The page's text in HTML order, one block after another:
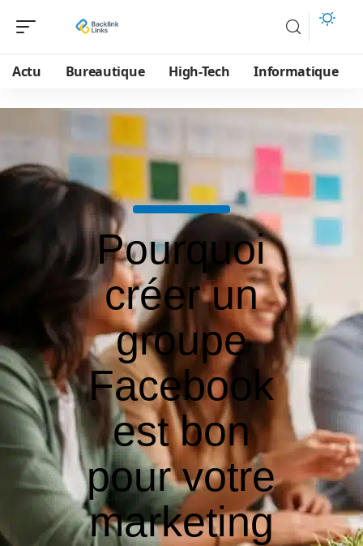
Actu Bureautique High-Tech Informatique
Pourquoi
créer un
groupe
Facebook
est bon
pour votre
marketing